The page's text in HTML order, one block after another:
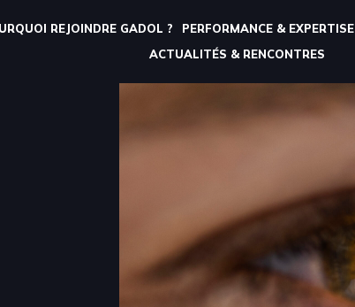
REJOINDRE GADOL ? PERFORMANCE & EXPERTISE
ACTUALITÉS & RENCONTRES